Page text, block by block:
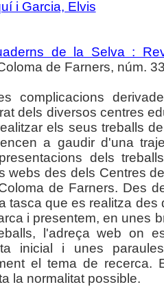
i Garcia, Elvis
de la Selva :
de Farners, núm.
complicacions
dels diversos centres
els seus treballs
a gaudir d'una
dels
webs des dels Centres
de Farners. Des
tasca que es realitza
i presentem, en unes
l'adreça web on
inicial i unes
el tema de recerca.
la normalitat possible.